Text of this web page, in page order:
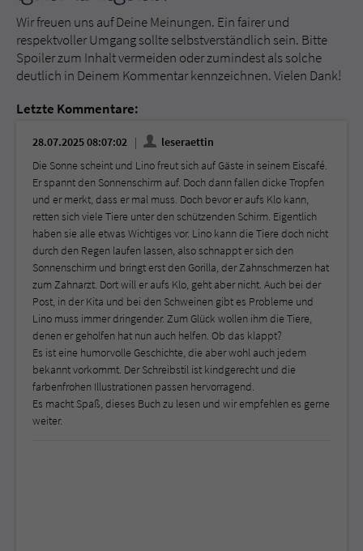
Wir freuen uns auf Deine Meinungen. Ein fairer und
respektvoller Umgang sollte selbstverständlich sein. Bitte
Spoiler zum Inhalt vermeiden oder zumindest als solche
deutlich in Deinem Kommentar kennzeichnen. Vielen Dank!
Letzte Kommentare:
28.07.2025 08:07:02
leseraettin
Die Sonne scheint und Lino freut sich auf Gäste in seinem Eiscafé.
Er spannt den Sonnenschirm auf. Doch dann fallen dicke Tropfen
und er merkt, dass er mal muss. Doch bevor er aufs Klo kann,
retten sich viele Tiere unter den schützenden Schirm. Eigentlich
haben sie alle etwas Wichtiges vor. Lino kann die Tiere doch nicht
durch den Regen laufen lassen, also schnappt er sich den
Sonnenschirm und bringt erst den Gorilla, der Zahnschmerzen hat
zum Zahnarzt. Dort will er aufs Klo, geht aber nicht. Auch bei der
Post, in der Kita und bei den Schweinen gibt es Probleme und
Lino muss immer dringender. Zum Glück wollen ihm die Tiere,
denen er geholfen hat nun auch helfen. Ob das klappt?
Es ist eine humorvolle Geschichte, die aber wohl auch jedem
bekannt vorkommt. Der Schreibstil ist kindgerecht und die
farbenfrohen Illustrationen passen hervorragend.
Es macht Spaß, dieses Buch zu lesen und wir empfehlen es gerne
weiter.